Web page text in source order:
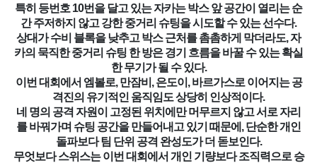
특히 등번호 10번을 달고 있는 자카는 박스 앞 공간이 열리는 순
간 주저하지 않고 강한 중거리 슈팅을 시도할 수 있는 선수다.
상대가 수비 블록을 낮추고 박스 근처를 촘촘하게 막더라도, 자
카의 묵직한 중거리 슈팅 한 방은 경기 흐름을 바꿀 수 있는 확실
한 무기가 될 수 있다.
이번 대회에서 엠볼로, 만잠비, 은도이, 바르가스로 이어지는 공
격진의 유기적인 움직임도 상당히 인상적이다.
네 명의 공격 자원이 고정된 위치에만 머무르지 않고 서로 자리
를 바꿔가며 슈팅 공간을 만들어내고 있기 때문에, 단순한 개인
돌파보다 팀 단위 공격 완성도가 더 돋보인다.
무엇보다 스위스는 이번 대회에서 개인 기량보다 조직력으로 승